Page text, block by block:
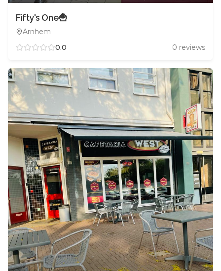
Fifty's One🍟
Arnhem
0.0
0 reviews